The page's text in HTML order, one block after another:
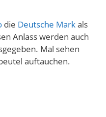
die Deutsche Markals
Anlass werden auch
Mal sehen
auftauchen.